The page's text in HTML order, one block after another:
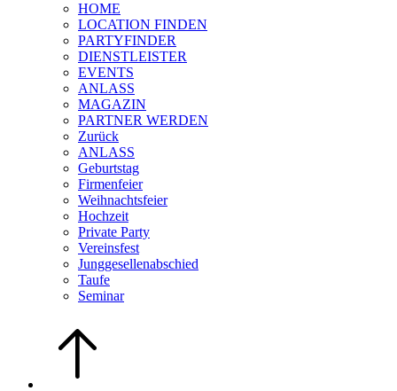
HOME
LOCATION FINDEN
PARTYFINDER
DIENSTLEISTER
EVENTS
ANLASS
MAGAZIN
PARTNER WERDEN
Zurück
ANLASS
Geburtstag
Firmenfeier
Weihnachtsfeier
Hochzeit
Private Party
Vereinsfest
Junggesellenabschied
Taufe
Seminar